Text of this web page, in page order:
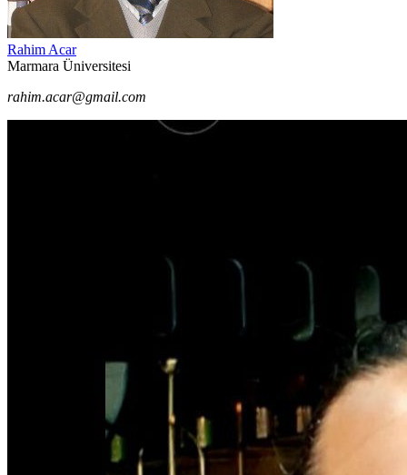
Rahim Acar
Marmara Üniversitesi
rahim.acar@gmail.com